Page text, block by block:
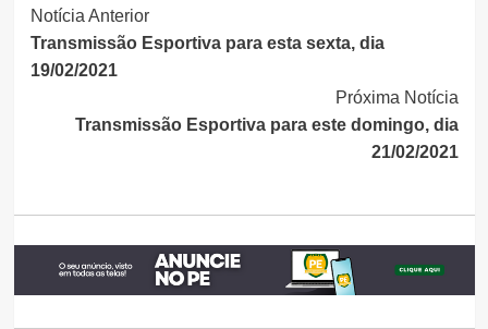
Continue
Lendo
Notícia Anterior
Transmissão Esportiva para esta sexta, dia
19/02/2021
Próxima Notícia
Transmissão Esportiva para este domingo, dia
21/02/2021